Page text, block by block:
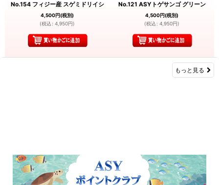
No.154 フィジー産 スゲミドリイシ
4,500円(税別)
(税込 : 4,950円)
No.121 ASYトゲサンゴ グリーン
4,500円(税別)
(税込 : 4,950円)
もっと見る